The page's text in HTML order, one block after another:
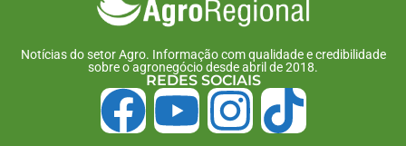
Notícias do setor Agro. Informação com qualidade e credibilidade
sobre o agronegócio desde abril de 2018.
REDES SOCIAIS